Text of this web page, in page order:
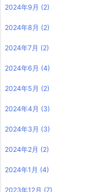
2024年9月 (2)
2024年8月 (2)
2024年7月 (2)
2024年6月 (4)
2024年5月 (2)
2024年4月 (3)
2024年3月 (3)
2024年2月 (2)
2024年1月 (4)
2023年12月 (7)